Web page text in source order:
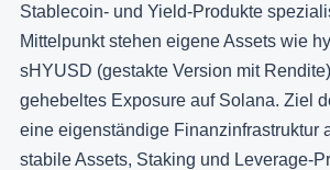
Stablecoin- und Yield-Produkte
Mittelpunkt stehen eigene Assets wie
sHYUSD (gestakte Version mit
gehebeltes Exposure auf Solana. Ziel
eine eigenständige Finanzinfrastruktur
stabile Assets, Staking und Leverage-